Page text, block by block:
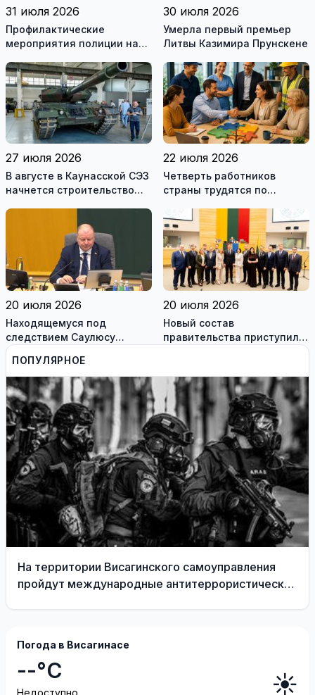
31 июля 2026
Профилактические
мероприятия полиции на
30 июля 2026
Умерла первый премьер
Литвы Казимира Прунскене
27 июля 2026
В августе в Каунасской СЭЗ
начнется строительство
22 июля 2026
Четверть работников
страны трудятся по
это выгодно и
сотрудникам, и
работодателям
20 июля 2026
Находящемуся под
следствием Саулюсу
Сквернялису временно
разрешили выехать за
границу
20 июля 2026
Новый состав
правительства приступил к
ПОПУЛЯРНОЕ
На территории Висагинского самоуправления
пройдут международные антитеррористические
Погода в Висагинасе
--°C
Недоступно ☀️